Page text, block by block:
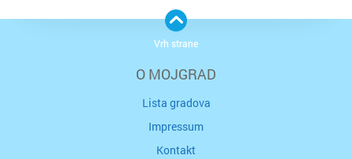
O MOJGRAD
Lista gradova
Impressum
Kontakt
Vrh strane